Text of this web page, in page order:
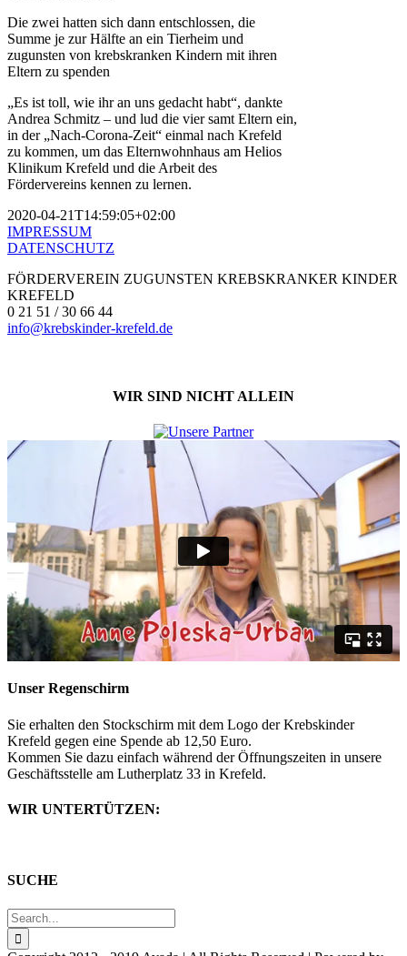
Die zwei hatten sich dann entschlossen, die
Summe je zur Hälfte an ein Tierheim und
zugunsten von krebskranken Kindern mit ihren
Eltern zu spenden
„Es ist toll, wie ihr an uns gedacht habt“, dankte
Andrea Schmitz – und lud die vier samt Eltern ein,
in der „Nach-Corona-Zeit“ einmal nach Krefeld
zu kommen, um das Elternwohnhaus am Helios
Klinikum Krefeld und die Arbeit des
Fördervereins kennen zu lernen.
2020-04-21T14:59:05+02:00
IMPRESSUM
DATENSCHUTZ
FÖRDERVEREIN ZUGUNSTEN KREBSKRANKER KINDER
KREFELD
0 21 51 / 30 66 44
info@krebskinder-krefeld.de
WIR SIND NICHT ALLEIN
Unser Regenschirm
Sie erhalten den Stockschirm mit dem Logo der Krebskinder
Krefeld gegen eine Spende ab 12,50 Euro.
Kommen Sie dazu einfach während der Öffnungszeiten in unsere
Geschäftsstelle am Lutherplatz 33 in Krefeld.
WIR UNTERTÜTZEN:
SUCHE
Search
for: